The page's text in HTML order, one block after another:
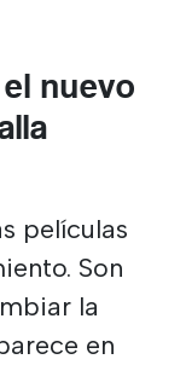
nuevo
películas
Son
la
en